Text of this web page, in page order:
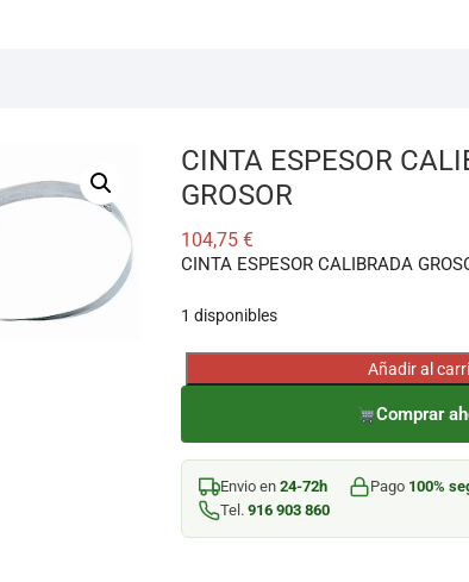
CINTA ESPESOR
GROSOR
104,75 €
CINTA ESPESOR CALIBRADA
1 disponibles
CINTA
CALIBRADA
GROSOR
cantidad
Añadir al
Comprar
Envio en 24-72h Pago 100%
Tel. 916 903 860